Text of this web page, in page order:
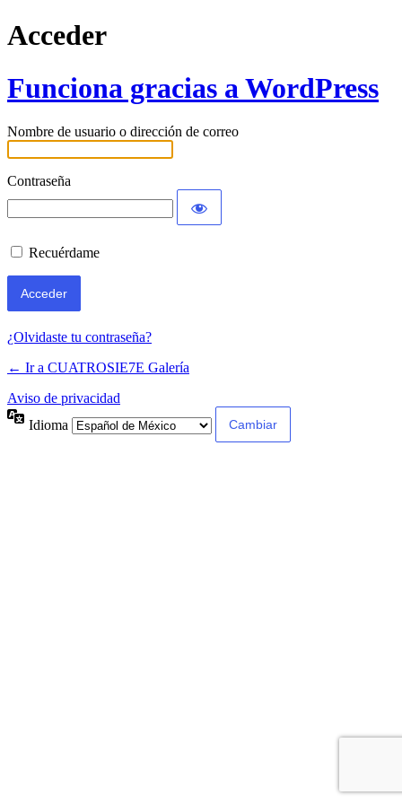
Acceder
Funciona gracias a WordPress
Nombre de usuario o dirección de correo
Contraseña
Recuérdame
¿Olvidaste tu contraseña?
← Ir a CUATROSIE7E Galería
Aviso de privacidad
Idioma